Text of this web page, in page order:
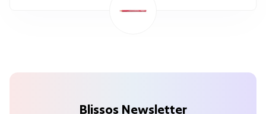
Blissos Newsletter